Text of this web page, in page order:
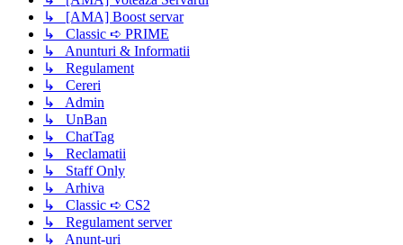
↳ [AMA] Boost servar
↳ Classic ➪ PRIME
↳ Anunturi & Informatii
↳ Regulament
↳ Cereri
↳ Admin
↳ UnBan
↳ ChatTag
↳ Reclamatii
↳ Staff Only
↳ Arhiva
↳ Classic ➪ CS2
↳ Regulament server
↳ Anunț-uri